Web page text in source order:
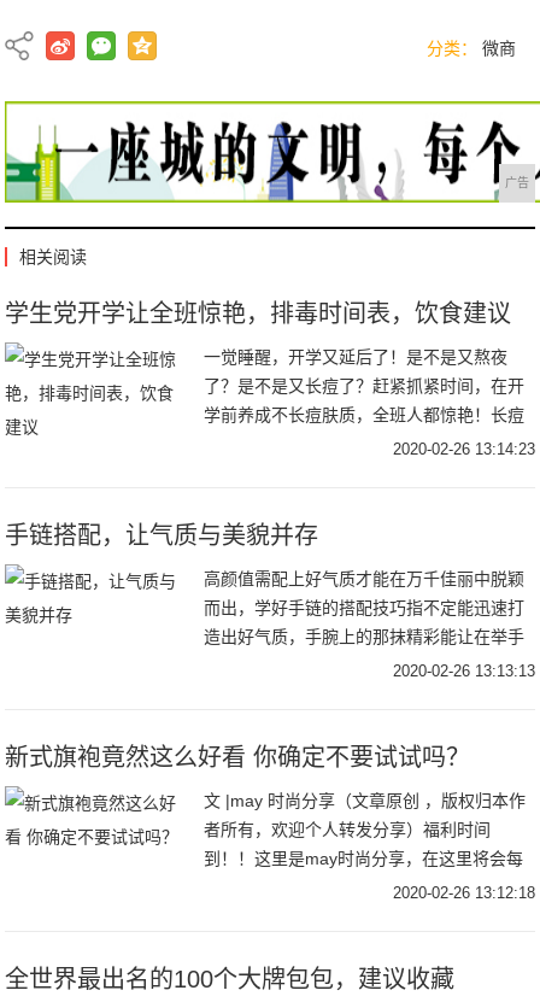
分类： 微商
广告
相关阅读
学生党开学让全班惊艳，排毒时间表，饮食建议
一觉睡醒，开学又延后了！是不是又熬夜
了？是不是又长痘了？赶紧抓紧时间，在开
学前养成不长痘肤质，全班人都惊艳！长痘
不宜多吃的东西长痘肌肤尽量多吃的食物祛
2020-02-26 13:14:23
手链搭配，让气质与美貌并存
高颜值需配上好气质才能在万千佳丽中脱颖
而出，学好手链的搭配技巧指不定能迅速打
造出好气质，手腕上的那抹精彩能让在举手
投足尽显优雅气质。那么问题来了，手链怎
2020-02-26 13:13:13
新式旗袍竟然这么好看 你确定不要试试吗？
文 |may 时尚分享（文章原创 ，版权归本作
者所有，欢迎个人转发分享）福利时间
到！！这里是may时尚分享，在这里将会每
日分享最新的时尚穿搭，韩风 、中系、欧
2020-02-26 13:12:18
全世界最出名的100个大牌包包，建议收藏